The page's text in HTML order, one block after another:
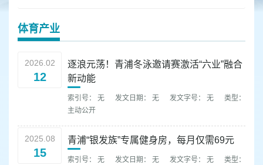
体育产业
2026.02
12
逐浪元荡！青浦冬泳邀请赛激活“六业”融合
新动能
索引号： 无 发文日期： 无 发文字号： 无
类型：
主动公开
2025.08
15
青浦“银发族”专属健身房，每月仅需69元
索引号： 无 发文日期： 无 发文字号： 无
类型：